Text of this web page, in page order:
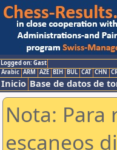
Logged on: Gast
Arabic ARM AZE BIH BUL CAT CHN
Inicio Base de datos de
Nota:
escaneos